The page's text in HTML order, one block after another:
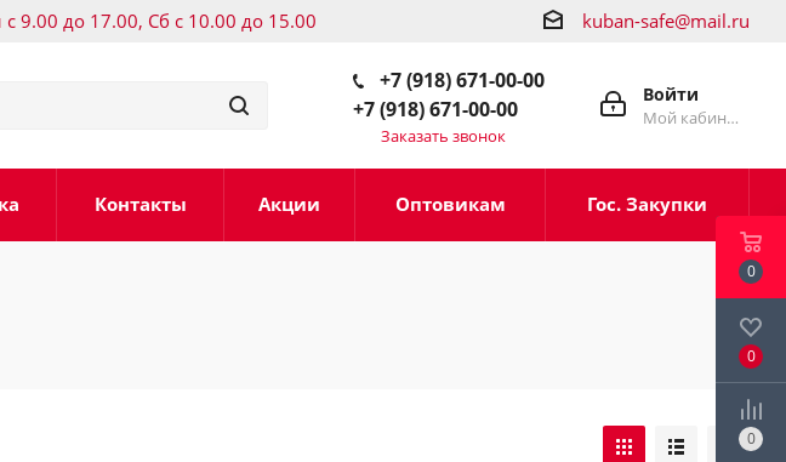
9.00 до 17.00, Сб с 10.00 до 15.00 kuban-safe@mail.ru
Войти
Мой кабинет
+7 (918) 671-00-00
+7 (918) 671-00-00
Заказать звонок
Контакты Акции Оптовикам Гос. Закупки
0
0
0